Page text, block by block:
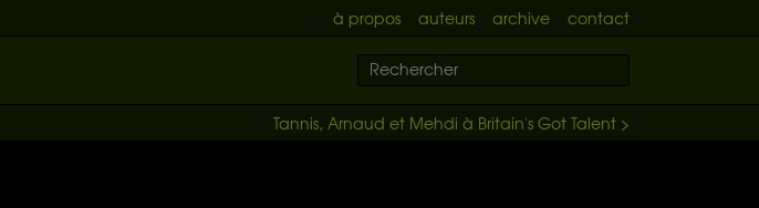
à propos auteurs archive contact
Tannis, Arnaud et Mehdi à Britain's Got Talent >